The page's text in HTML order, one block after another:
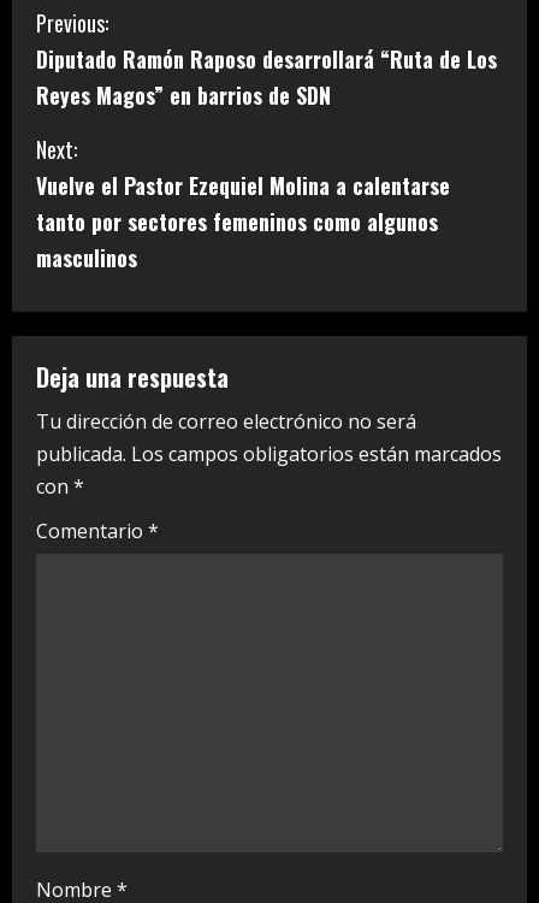
C
o
n
t
i
n
u
e
R
e
a
Previous:
Diputado Ramón Raposo desarrollará “Ruta de Los
Reyes Magos” en barrios de SDN
Next:
Vuelve el Pastor Ezequiel Molina a calentarse
tanto por sectores femeninos como algunos
masculinos
Deja una respuesta
Tu dirección de correo electrónico no será
publicada. Los campos obligatorios están marcados
con *
Comentario *
Nombre *